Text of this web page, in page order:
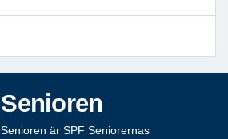
Senioren
Senioren är SPF Seniorernas